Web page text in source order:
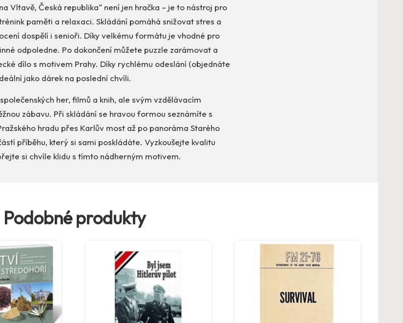
Vltavě, Česká republika“ není jen hračka – je to nástroj pro
paměti a relaxaci. Skládání pomáhá snižovat stres a
dospělí i senioři. Díky velkému formátu je vhodné pro
odpoledne. Po dokončení můžete puzzle zarámovat a
dílo s motivem Prahy. Díky rychlému odeslání (objednáte
jako dárek na poslední chvíli.
her, filmů a knih, ale svým vzdělávacím
zábavu. Při skládání se hravou formou seznámíte s
hradu přes Karlův most až po panoráma Starého
příběhu, který si sami poskládáte. Vyzkoušejte kvalitu
si chvíle klidu s tímto nádherným motivem.
Podobné produkty